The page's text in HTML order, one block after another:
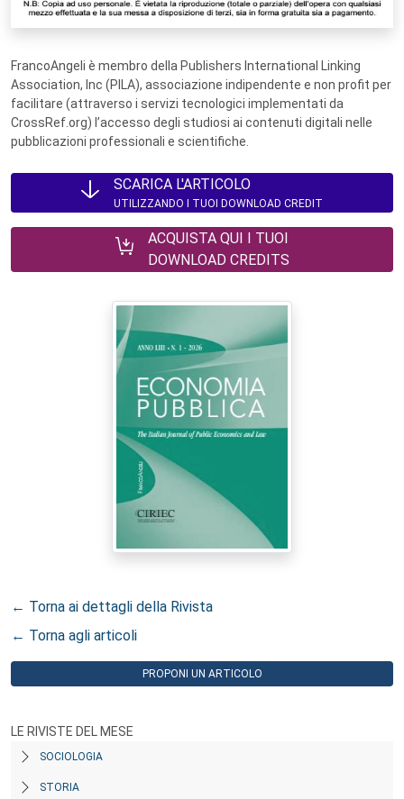
FrancoAngeli è membro della Publishers International Linking
Association, Inc (PILA), associazione indipendente e non profit per
facilitare (attraverso i servizi tecnologici implementati da
CrossRef.org) l’accesso degli studiosi ai contenuti digitali nelle
pubblicazioni professionali e scientifiche.
SCARICA L'ARTICOLO
UTILIZZANDO I TUOI DOWNLOAD CREDIT
ACQUISTA QUI I TUOI
DOWNLOAD CREDITS
← Torna ai dettagli della Rivista
← Torna agli articoli
PROPONI UN ARTICOLO
LE RIVISTE DEL MESE
SOCIOLOGIA
STORIA